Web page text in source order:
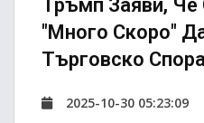
Тръмп Заяви,
"много Скоро"
Търговско
2025-10-30 05:23:09